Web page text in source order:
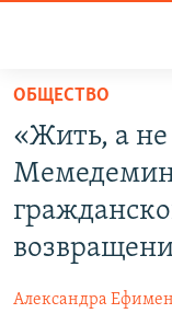
Вернуться
основному
содержанию
главной
Вернутся
СПЕЦПРОЕКТЫ
КАРТА ВОЕННЫХ
ИНТЕРАКТИВ
РАДІО СВОБОДА
ОБЩЕСТВО
«Жить, а
Александра